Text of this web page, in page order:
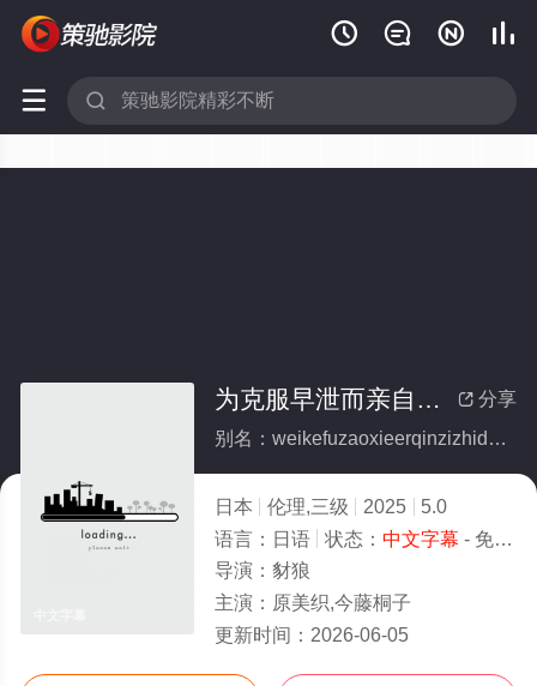
   
 
 分享
为克服早泄而亲自指导的有夫之妇
别名：weikefuzaoxieerqinzizhidaodeyoufuzhifu
日本 伦理,三级 2025
5.0
语言： 日语 状态： 中文字幕 - 免费在线观看
导演： 豺狼
主演： 原美织,今藤桐子
更新时间： 2026-06-05